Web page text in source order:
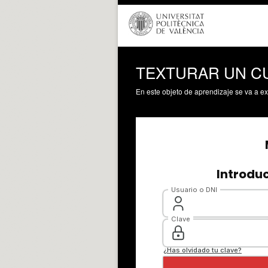
TEXTURAR UN